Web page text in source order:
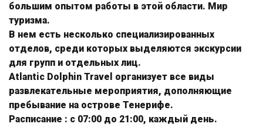
большим опытом работы в этой области. Мир
туризма.
В нем есть несколько специализированных
отделов, среди которых выделяются экскурсии
для групп и отдельных лиц.
Atlantic Dolphin Travel организует все виды
развлекательные мероприятия, дополняющие
пребывание на острове Тенерифе.
Расписание : с 07:00 до 21:00, каждый день.